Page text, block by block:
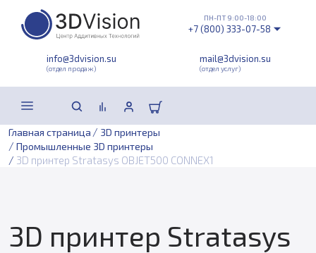
info@3dvision.su
(отдел продаж)
mail@3dvision.su
(отдел услуг)
ПН-ПТ 9:00-18:00
+7 (800) 333-07-58
Главная страница / 3D принтеры
/ Промышленные 3D принтеры
/ 3D принтер Stratasys OBJET500 CONNEX1
3D принтер Stratasys